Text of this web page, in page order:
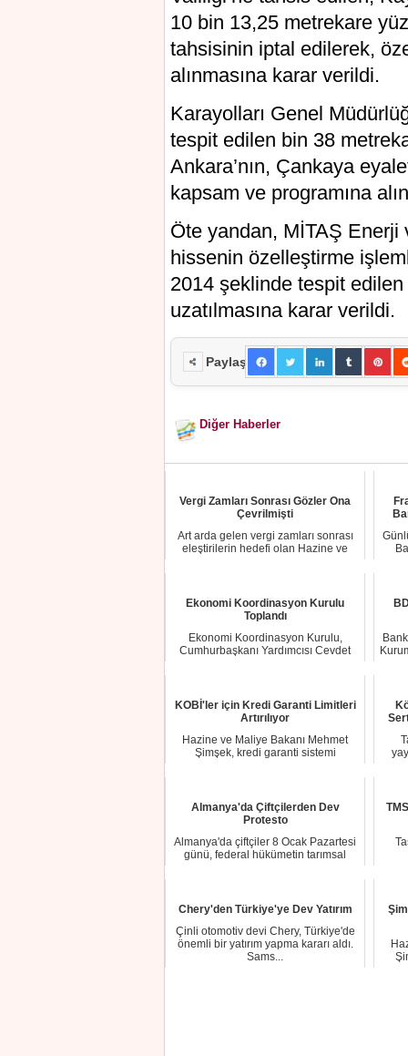
10 bin 13,25 metrekare
tahsisinin iptal edilerek,
alınmasına karar verildi.
Karayolları Genel
tespit edilen bin 38
Ankara’nın, Çankaya
kapsam ve programına
Öte yandan, MİTAŞ Enerji
hissenin özelleştirme
2014 şeklinde tespit
uzatılmasına karar verildi.
Paylaş
Diğer Haberler
Vergi Zamları Sonrası Gözler Ona
Çevrilmişti
Art arda gelen vergi zamları sonrası
eleştirilerin hedefi olan Hazine ve
Ekonomi Koordinasyon Kurulu
Toplandı
Ekonomi Koordinasyon Kurulu,
Cumhurbaşkanı Yardımcısı Cevdet
KOBİ'ler için Kredi Garanti Limitleri
Artırılıyor
Hazine ve Maliye Bakanı Mehmet
Şimşek, kredi garanti sistemi
Almanya'da Çiftçilerden Dev
Protesto
Almanya'da çiftçiler 8 Ocak Pazartesi
günü, federal hükümetin tarımsal
Chery'den Türkiye'ye Dev Yatırım
Çinli otomotiv devi Chery, Türkiye'de
önemli bir yatırım yapma kararı aldı.
Sams...